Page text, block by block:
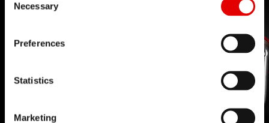
Necessary
Preferences
Statistics
Marketing